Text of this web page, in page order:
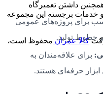
برای پروژه‌های عمومی
خطوط تولید.
برای علاقه‌مندان به
ابزار حرفه‌ای هستند.
داشتن تعمیرگاه
و خدمات برجسته این مجموعه
کالا عمران محفوظ است،